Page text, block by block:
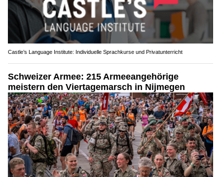
Castle’s Language Institute: Individuelle Sprachkurse und Privatunterricht
Schweizer Armee: 215 Armeeangehörige
meistern den Viertagemarsch in Nijmegen